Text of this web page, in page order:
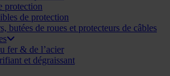
protection
de protection
butées de roues et protecteurs de câbles
fer & de l’acier
et dégraissant